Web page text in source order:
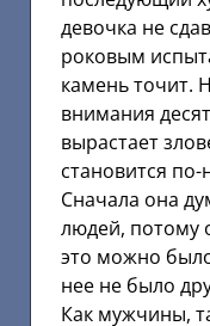
девочка не
роковым
камень точит.
внимания
вырастает
становится
Сначала она
людей, потому
это можно
нее не было
Как мужчины,